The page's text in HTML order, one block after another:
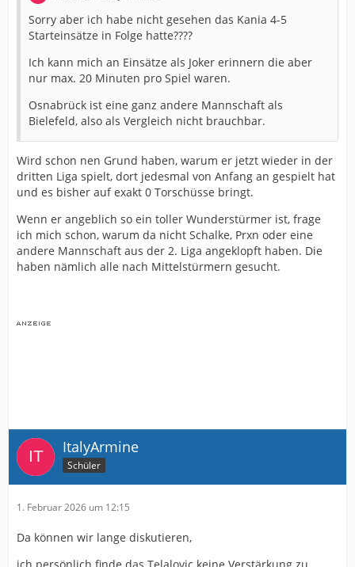
Sorry aber ich habe nicht gesehen das Kania 4-5
Starteinsätze in Folge hatte????
Ich kann mich an Einsätze als Joker erinnern die aber
nur max. 20 Minuten pro Spiel waren.
Osnabrück ist eine ganz andere Mannschaft als
Bielefeld, also als Vergleich nicht brauchbar.
Wird schon nen Grund haben, warum er jetzt wieder in der
dritten Liga spielt, dort jedesmal von Anfang an gespielt hat
und es bisher auf exakt 0 Torschüsse bringt.
Wenn er angeblich so ein toller Wunderstürmer ist, frage
ich mich schon, warum da nicht Schalke, Prxn oder eine
andere Mannschaft aus der 2. Liga angeklopft haben. Die
haben nämlich alle nach Mittelstürmern gesucht.
ItalyArmine
Schüler
1. Februar 2026 um 12:15
Da können wir lange diskutieren,